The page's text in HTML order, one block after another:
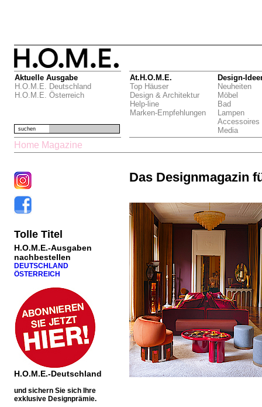
Aktuelle Ausgabe
H.O.M.E. Deutschland
H.O.M.E. Österreich
At.H.O.M.E.
Top Häuser
Design & Architektur
Help-line
Marken-Empfehlungen
Design-
Neuheiten
Möbel
Bad
Lampen
Accessoires
Media
suchen
Home Magazine
Tolle Titel
H.O.M.E.-Ausgaben
nachbestellen
DEUTSCHLAND
ÖSTERREICH
H.O.M.E.-Deutschland
und sichern Sie sich Ihre
exklusive Designprämie.
Das Designmagazin